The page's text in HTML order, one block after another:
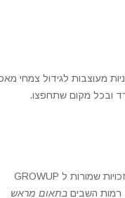
מעוצבות לגידול צמחי
ובכל מקום שתחפצו.
בתאום מראש